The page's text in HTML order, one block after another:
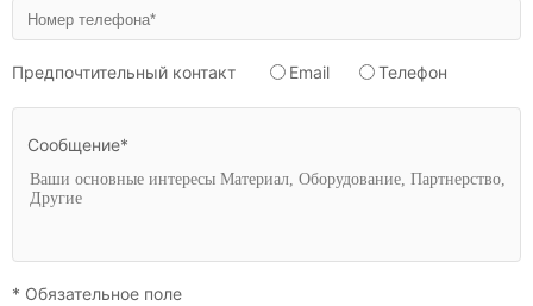
Предпочтительный контакт Email Телефон
Сообщение*
* Обязательное поле